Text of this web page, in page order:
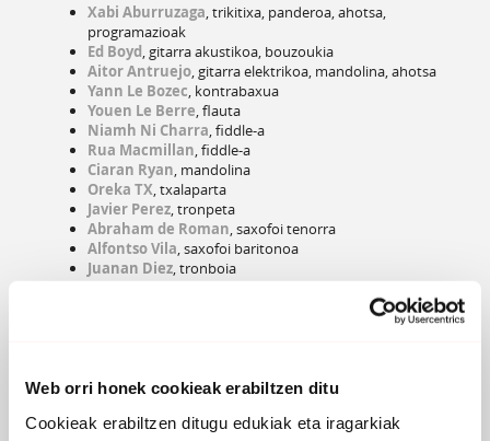
Web orri honek cookieak erabiltzen ditu
Cookieak erabiltzen ditugu edukiak eta iragarkiak
Xabi Aburruzaga, trikitixa, panderoa, ahotsa,
programazioak
Ed Boyd, gitarra akustikoa, bouzoukia
Aitor Antruejo, gitarra elektrikoa, mandolina, ahotsa
Yann Le Bozec, kontrabaxua
Youen Le Berre, flauta
Niamh Ni Charra, fiddle-a
Rua Macmillan, fiddle-a
Ciaran Ryan, mandolina
Oreka TX, txalaparta
Javier Perez, tronpeta
Abraham de Roman, saxofoi tenorra
Alfontso Vila, saxofoi baritonoa
Juanan Diez, tronboia
, pianoa, Hammond organoa
John Joe Kelly, bodhran-a
Mikel Artieda, baxu elektrikoa
Gehiago irakurri